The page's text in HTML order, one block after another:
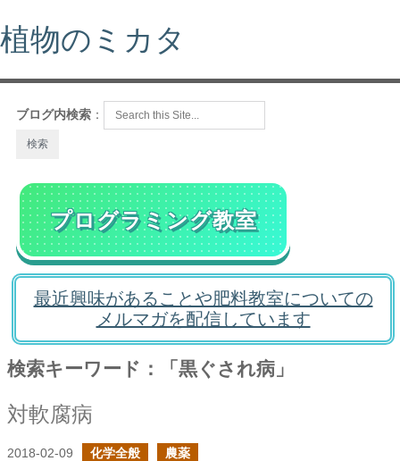
植物のミカタ
ブログ内検索 ：
プログラミング教室
最近興味があることや肥料教室についての
メルマガを配信しています
検索キーワード：「黒ぐされ病」
対軟腐病
2018-02-09 化学全般 農薬